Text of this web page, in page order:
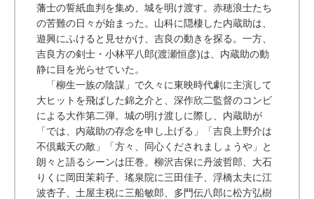
藩士の誓紙血判を集め、城を明け渡す。赤穂浪士たち
の苦難の日々が始まった。山科に隠棲した内蔵助は、
遊興にふけると見せかけ、吉良の動きを探る。一方、
吉良方の剣士・小林平八郎(渡瀬恒彦)は、内蔵助の動
静に目を光らせていた。
「柳生一族の陰謀」で久々に東映時代劇に主演して
大ヒットを飛ばした錦之介と、深作欣二監督のコンビ
による大作第二弾。城の明け渡しに際し、内蔵助が
「では、内蔵助の存念を申し上げる」「吉良上野介は
不倶戴天の敵」「方々、同心くだされましょうや」と
朗々と語るシーンは圧巻。柳沢吉保に丹波哲郎、大石
りくに岡田茉莉子、瑤泉院に三田佳子、浮橋太夫に江
波杏子、土屋主税に三船敏郎、多門伝八郎に松方弘樹